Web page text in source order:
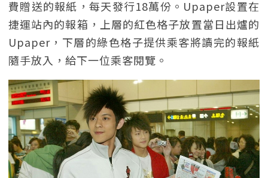
費贈送的報紙，每天發行18萬份。Upaper設置在
捷運站內的報箱，上層的紅色格子放置當日出爐的
Upaper，下層的綠色格子提供乘客將讀完的報紙
隨手放入，給下一位乘客閱覽。